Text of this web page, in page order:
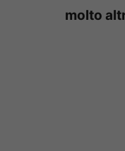
molto